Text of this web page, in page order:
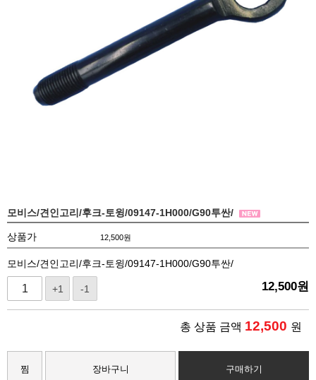
모비스/견인고리/후크-토윙/09147-1H000/G90투싼/
상품가 12,500원
모비스/견인고리/후크-토윙/09147-1H000/G90투싼/
+1 -1 12,500원
총 상품 금액 12,500 원
찜 장바구니 구매하기